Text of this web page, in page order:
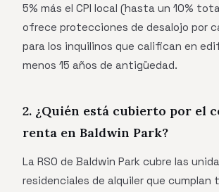
5% más el CPI local (hasta un 10%
ofrece protecciones de desalojo por
para los inquilinos que califican en
menos 15 años de antigüedad.
2. ¿Quién está cubierto por el
renta en Baldwin Park?
La RSO de Baldwin Park cubre las
residenciales de alquiler que cumplan